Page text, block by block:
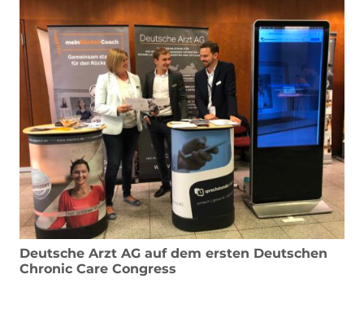
Deutsche Arzt AG auf dem ersten Deutschen
Chronic Care Congress